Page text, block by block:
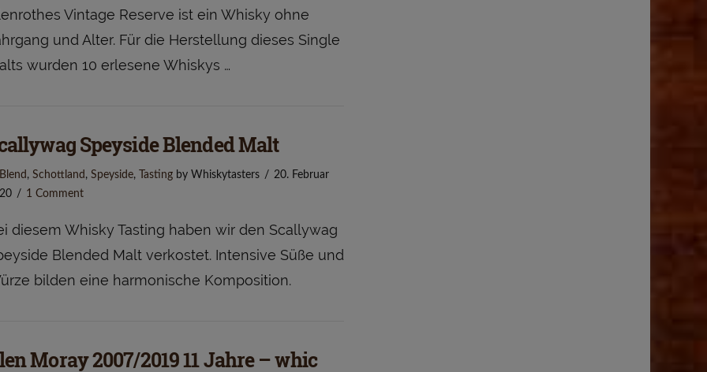
Vintage Reserve ist ein Whisky ohne
und Alter. Für die Herstellung dieses Single
wurden 10 erlesene Whiskys …
Speyside Blended Malt
Blend , Schottland , Speyside, Tastingby Whiskytasters
20. Februar
1 Comment
diesem Whisky Tasting haben wir den Scallywag
Blended Malt verkostet. Intensive Süße und
bilden eine harmonische Komposition.
Moray 2007/2019 11 Jahre – whic